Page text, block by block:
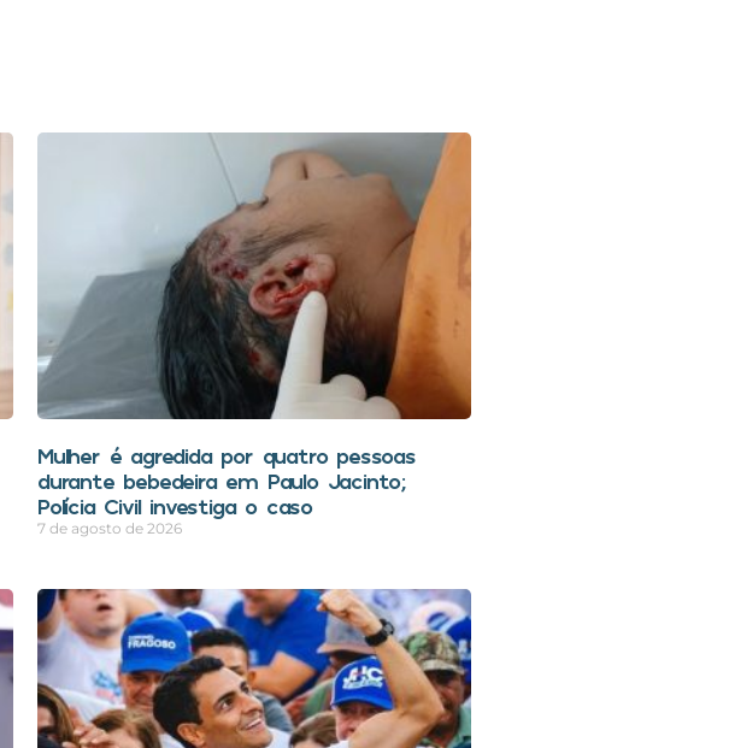
Mulher é agredida por quatro pessoas
durante bebedeira em Paulo Jacinto;
Polícia Civil investiga o caso
7 de agosto de 2026